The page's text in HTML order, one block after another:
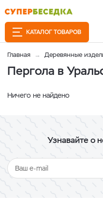
КАТАЛОГ ТОВАРОВ
Главная Деревянные
Пергола в
Ничего не найдено
Узнавайте о